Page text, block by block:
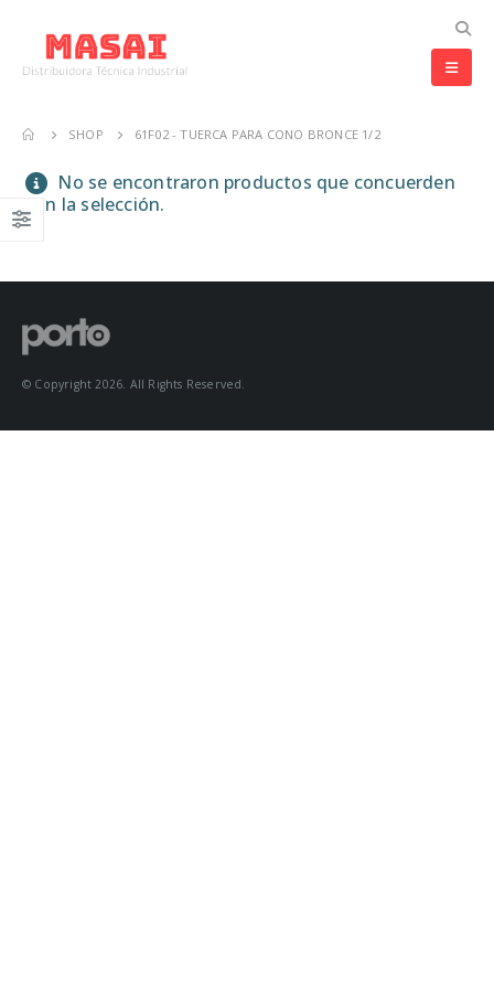
SHOP 61F02 - TUERCA PARA CONO BRONCE 1/2
No se encontraron productos que concuerden
con la selección.
© Copyright 2026. All Rights Reserved.